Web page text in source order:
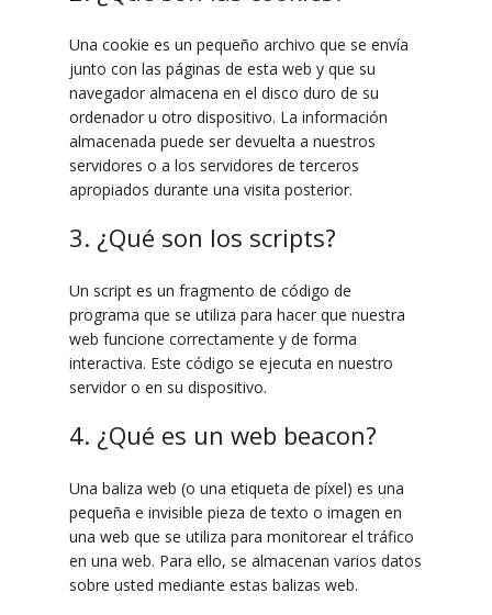
Una cookie es un pequeño archivo que se envía
junto con las páginas de esta web y que su
navegador almacena en el disco duro de su
ordenador u otro dispositivo. La información
almacenada puede ser devuelta a nuestros
servidores o a los servidores de terceros
apropiados durante una visita posterior.
3. ¿Qué son los scripts?
Un script es un fragmento de código de
programa que se utiliza para hacer que nuestra
web funcione correctamente y de forma
interactiva. Este código se ejecuta en nuestro
servidor o en su dispositivo.
4. ¿Qué es un web beacon?
Una baliza web (o una etiqueta de píxel) es una
pequeña e invisible pieza de texto o imagen en
una web que se utiliza para monitorear el tráfico
en una web. Para ello, se almacenan varios datos
sobre usted mediante estas balizas web.